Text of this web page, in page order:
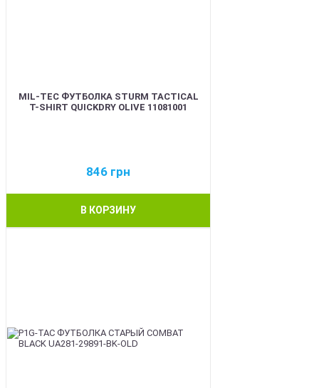
MIL-TEC ФУТБОЛКА STURM TACTICAL
T-SHIRT QUICKDRY OLIVE 11081001
846 грн
В КОРЗИНУ